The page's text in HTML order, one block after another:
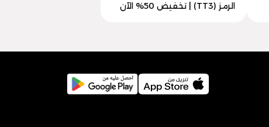
الرمز (TT3) | تخفيض 50% الآن